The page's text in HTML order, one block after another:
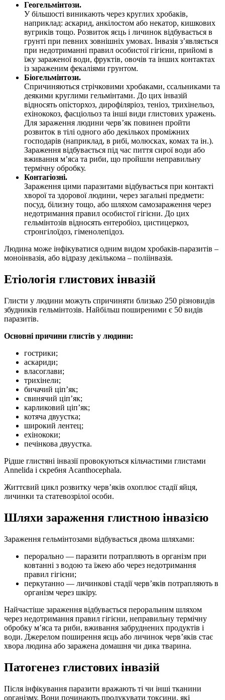
Геогельмінтози.
У більшості виникають через круглих хробаків,
наприклад: аскарид, анкілостом або некатор, кишкових
вугриків тощо. Розвиток яєць і личинок відбувається в
грунті при певних зовнішніх умовах. Інвазія з’являється
при недотриманні правил особистої гігієни, прийомі в
їжу зараженої води, фруктів, овочів та інших контактах
із зараженим фекаліями грунтом.
Біогельмінтози.
Спричиняються стрічковими хробаками, ссальниками та
деякими круглими гельмінтами. До цих інвазій
відносять опісторхоз, дирофіляріоз, теніоз, трихінельоз,
ехінококоз, фасціольоз та інші види глистових уражень.
Для зараження людини черв’як повинен пройти
розвиток в тілі одного або декількох проміжних
господарів (наприклад, в рибі, молюсках, комах та ін.).
Зараження відбувається під час пиття сирої води або
вживання м’яса та риби, що пройшли неправильну
термічну обробку.
Контагіозні.
Зараження цими паразитами відбувається при контакті
хворої та здорової людини, через загальні предмети:
посуд, білизну тощо, або шляхом самозараження через
недотримання правил особистої гігієни. До цих
гельмінтозів відносять ентеробіоз, цистицеркоз,
стронгілоїдоз, гіменолепідоз.
Людина може інфікуватися одним видом хробаків-паразитів –
моноінвазія, або відразу декількома – поліінвазія.
Етіологія глистових інвазій
Глисти у людини можуть спричиняти близько 250 різновидів
збудників гельмінтозів. Найбільш поширеними є 50 видів
паразитів.
Основні причини глистів у людини:
гострики;
аскариди;
власоглави;
трихінели;
бичачий ціп’як;
свинячий ціп’як;
карликовий ціп’як;
котяча двуустка;
широкий лентец;
ехінококи;
печінкова двуустка.
Рідше глистяні інвазії провокуються кільчастими глистами
Annelida і скребня Acanthocephala.
Життєвий цикл розвитку черв’яків охоплює стадії яйця,
личинки та статевозрілої особи.
Шляхи зараження глистною інвазією
Зараження гельмінтозами відбувається двома шляхами:
перорально — паразити потрапляють в організм при
ковтанні з водою та їжею або через недотримання
правил гігієни;
перкутанно — личинкові стадії черв’яків потрапляють в
організм через шкіру.
Найчастіше зараження відбувається пероральним шляхом
через недотримання правил гігієни, неправильну термічну
обробку м’яса та риби, вживання забруднених продуктів і
води. Джерелом поширення яєць або личинок черв’яків стає
хвора людина або заражена домашня чи дика тварина.
Патогенез глистових інвазій
Після інфікування паразити вражають ті чи інші тканини
організму. Вони починають продукувати токсини, які